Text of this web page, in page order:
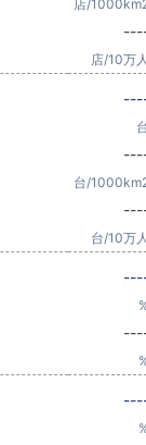
店/
店/10万
台/
台/10万